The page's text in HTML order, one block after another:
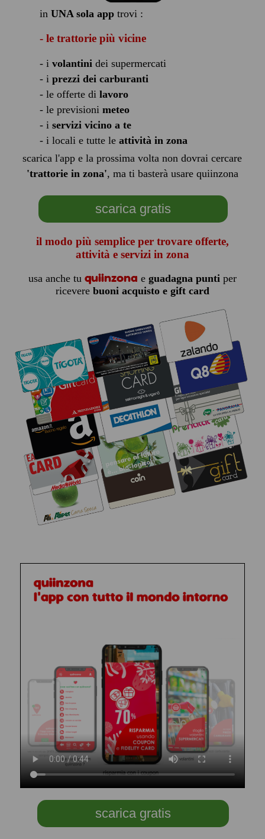
in UNA sola apptrovi :
- le trattorie più vicine
- i volantinidei supermercati
- i prezzi dei carburanti
- le offerte di lavoro
- le previsioni meteo
- i servizi vicino a te
- i locali e tutte le attività in zona
scarica l'app e la prossima volta non dovrai cercare
'trattorie in zona', ma ti basterà usare quiinzona
scarica gratis
il modo più semplice per trovare offerte,
attività e servizi in zona
usa anche tu quiinzona e guadagna puntiper
ricevere buoni acquisto e gift card
scarica gratis